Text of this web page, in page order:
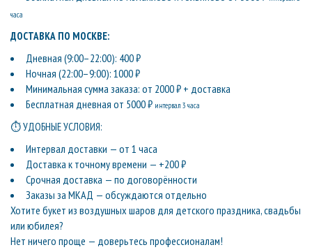
часа
ДОСТАВКА ПО МОСКВЕ:
Дневная (9:00–22:00): 400 ₽
Ночная (22:00–9:00): 1000 ₽
Минимальная сумма заказа: от 2000 ₽ + доставка
Бесплатная дневная от 5000 ₽ интервал 3 часа
⏱ УДОБНЫЕ УСЛОВИЯ:
Интервал доставки — от 1 часа
Доставка к точному времени — +200 ₽
Срочная доставка — по договорённости
Заказы за МКАД — обсуждаются отдельно
Хотите букет из воздушных шаров для детского праздника, свадьбы
или юбилея?
Нет ничего проще — доверьтесь профессионалам!